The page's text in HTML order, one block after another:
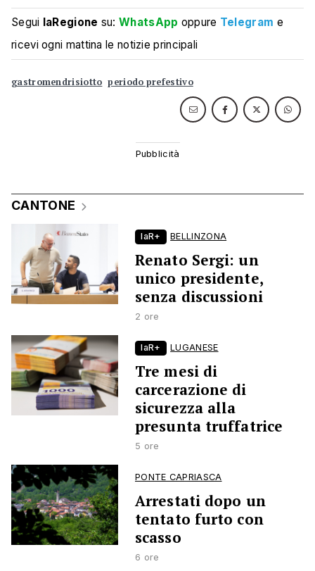
Segui laRegione su:WhatsApp oppure Telegram e
ricevi ogni mattina le notizie principali
gastromendrisiotto periodo prefestivo
CANTONE
laR+ BELLINZONA
Renato Sergi: un
unico presidente,
senza discussioni
2 ore
laR+ LUGANESE
Tre mesi di
carcerazione di
sicurezza alla
presunta truffatrice
5 ore
PONTE CAPRIASCA
Arrestati dopo un
tentato furto con
scasso
6 ore